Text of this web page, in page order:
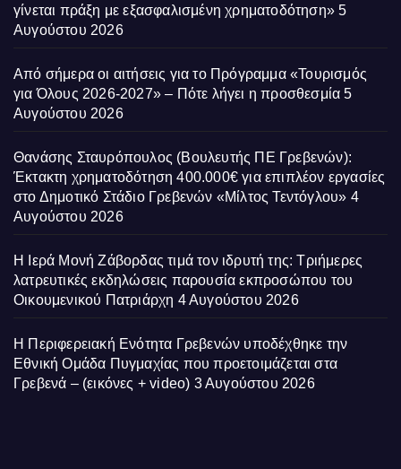
γίνεται πράξη με εξασφαλισμένη χρηματοδότηση» 5
Αυγούστου 2026
Από σήμερα οι αιτήσεις για το Πρόγραμμα «Τουρισμός
για Όλους 2026-2027» – Πότε λήγει η προσθεσμία 5
Αυγούστου 2026
Θανάσης Σταυρόπουλος (Βουλευτής ΠΕ Γρεβενών):
Έκτακτη χρηματοδότηση 400.000€ για επιπλέον εργασίες
στο Δημοτικό Στάδιο Γρεβενών «Μίλτος Τεντόγλου» 4
Αυγούστου 2026
Η Ιερά Μονή Ζάβορδας τιμά τον ιδρυτή της: Τριήμερες
λατρευτικές εκδηλώσεις παρουσία εκπροσώπου του
Οικουμενικού Πατριάρχη 4 Αυγούστου 2026
Η Περιφερειακή Ενότητα Γρεβενών υποδέχθηκε την
Εθνική Ομάδα Πυγμαχίας που προετοιμάζεται στα
Γρεβενά – (εικόνες + video) 3 Αυγούστου 2026